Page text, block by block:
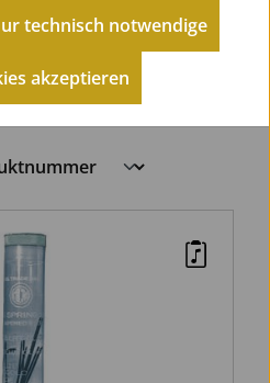
filtern
akzeptieren
technisch notwendige